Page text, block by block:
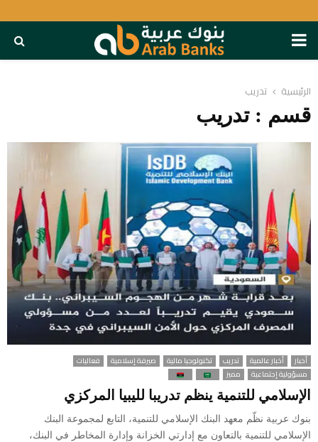
PRIMARY
الرئيسية تدريب
قسم : تدريب
أخبار أخبار عالمية تدريب تكنولوجيا مالية صيرفة إسلامية
فعاليات
مسؤولية إجتماعية
مميز
الإسلامي للتنمية ينظم تدريبا لليبيا المركزي
بنوك عربية نظّم معهد البنك الإسلامي للتنمية، التابع لمجموعة البنك
الإسلامي للتنمية بالتعاون مع إدارتي الخزانة وإدارة المخاطر في البنك،